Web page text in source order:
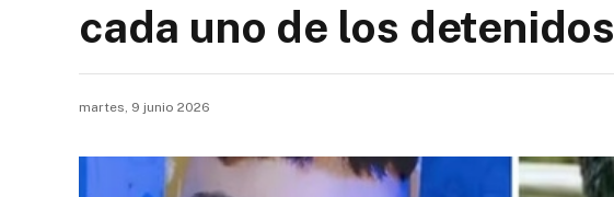
cada uno de los detenidos
martes, 9 junio 2026